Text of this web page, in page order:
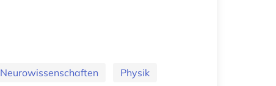
Neurowissenschaften Physik